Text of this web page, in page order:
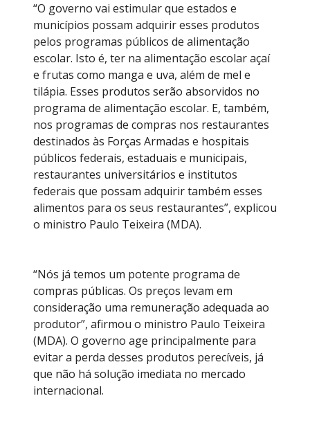
“O governo vai estimular que estados e
municípios possam adquirir esses produtos
pelos programas públicos de alimentação
escolar. Isto é, ter na alimentação escolar açaí
e frutas como manga e uva, além de mel e
tilápia. Esses produtos serão absorvidos no
programa de alimentação escolar. E, também,
nos programas de compras nos restaurantes
destinados às Forças Armadas e hospitais
públicos federais, estaduais e municipais,
restaurantes universitários e institutos
federais que possam adquirir também esses
alimentos para os seus restaurantes”, explicou
o ministro Paulo Teixeira (MDA).
“Nós já temos um potente programa de
compras públicas. Os preços levam em
consideração uma remuneração adequada ao
produtor”, afirmou o ministro Paulo Teixeira
(MDA). O governo age principalmente para
evitar a perda desses produtos perecíveis, já
que não há solução imediata no mercado
internacional.